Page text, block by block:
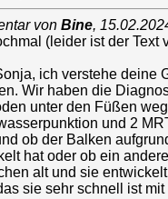
von Bine,
(leider ist der Text
ich verstehe deine
Wir haben die
unter den Füßen
und 2
ob der Balken
hat oder ob ein
alt und sie
sie sehr schnell ist